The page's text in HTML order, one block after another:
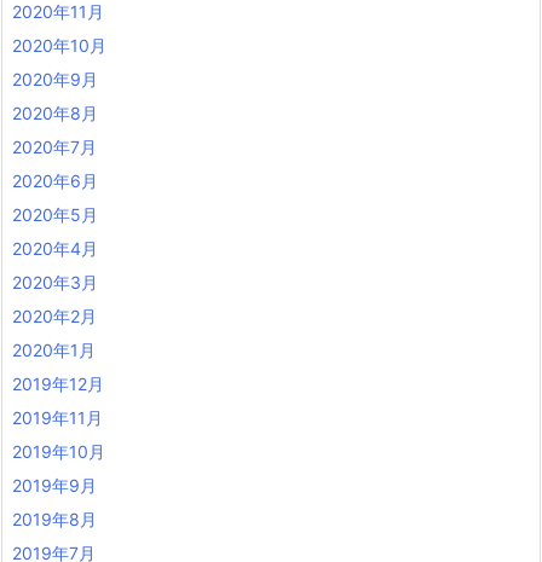
2020年11月
2020年10月
2020年9月
2020年8月
2020年7月
2020年6月
2020年5月
2020年4月
2020年3月
2020年2月
2020年1月
2019年12月
2019年11月
2019年10月
2019年9月
2019年8月
2019年7月